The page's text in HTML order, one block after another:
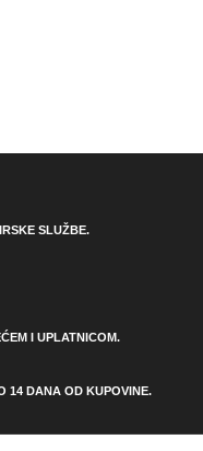
SLUŽBE.
I UPLATNICOM.
14 DANA OD KUPOVINE.